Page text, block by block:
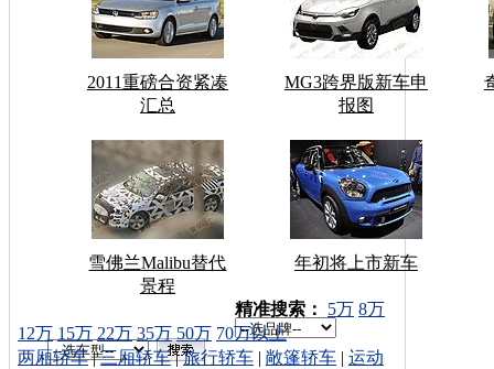
2011重磅合资紧凑
汇总
MG3跨界版新车申
报图
雪佛兰Malibu替代
景程
年初将上市新车
车型搜索：
精准搜索： 5万 8万
12万 15万 22万 35万 50万 70万以上
两厢轿车|三厢轿车|旅行轿车 | 敞篷轿车 | 运动